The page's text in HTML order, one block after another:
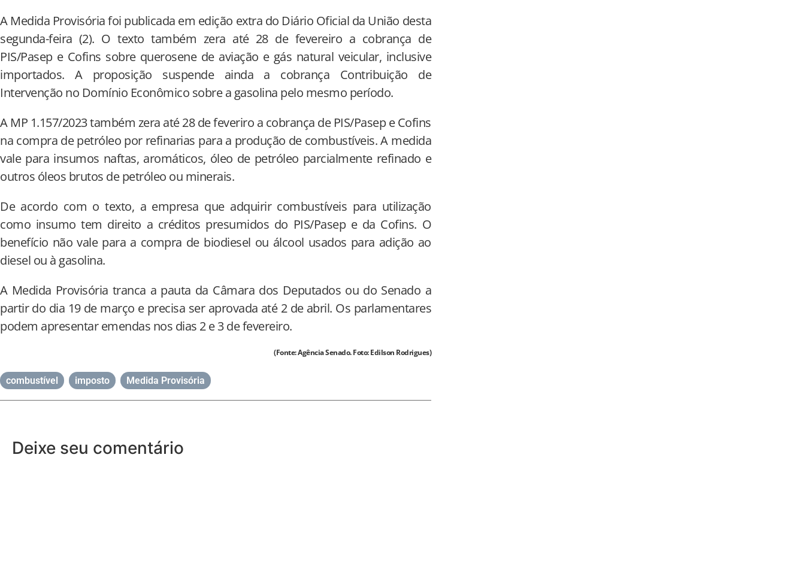
A Medida Provisória foi publicada em edição extra do Diário Oficial da União desta
segunda-feira (2). O texto também zera até 28 de fevereiro a cobrança de
PIS/Pasep e Cofins sobre querosene de aviação e gás natural veicular, inclusive
importados. A proposição suspende ainda a cobrança Contribuição de
Intervenção no Domínio Econômico sobre a gasolina pelo mesmo período.
A MP 1.157/2023 também zera até 28 de feveriro a cobrança de PIS/Pasep e Cofins
na compra de petróleo por refinarias para a produção de combustíveis. A medida
vale para insumos naftas, aromáticos, óleo de petróleo parcialmente refinado e
outros óleos brutos de petróleo ou minerais.
De acordo com o texto, a empresa que adquirir combustíveis para utilização
como insumo tem direito a créditos presumidos do PIS/Pasep e da Cofins. O
benefício não vale para a compra de biodiesel ou álcool usados para adição ao
diesel ou à gasolina.
A Medida Provisória tranca a pauta da Câmara dos Deputados ou do Senado a
partir do dia 19 de março e precisa ser aprovada até 2 de abril. Os parlamentares
podem apresentar emendas nos dias 2 e 3 de fevereiro.
(Fonte: Agência Senado. Foto: Edilson Rodrigues)
combustível imposto Medida Provisória
Deixe seu comentário